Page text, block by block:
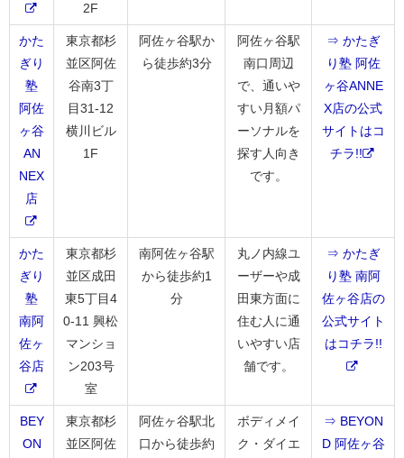
2F
かた
ぎり
塾
阿佐
ヶ谷
AN
NEX
店
東京都杉
並区阿佐
谷南3丁
目31-12
横川ビル
1F
阿佐ヶ谷駅か
ら徒歩約3分
阿佐ヶ谷駅
南口周辺
で、通いや
すい月額パ
ーソナルを
探す人向き
です。
⇒ かたぎ
り塾 阿佐
ヶ谷ANNE
X店の公式
サイトはコ
チラ!!
かた
ぎり
塾
南阿
佐ヶ
谷店
東京都杉
並区成田
東5丁目4
0-11 興松
マンショ
ン203号
室
南阿佐ヶ谷駅
から徒歩約1
分
丸ノ内線ユ
ーザーや成
田東方面に
住む人に通
いやすい店
舗です。
⇒ かたぎ
り塾 南阿
佐ヶ谷店の
公式サイト
はコチラ!!
BEY
ON
東京都杉
並区阿佐
阿佐ヶ谷駅北
口から徒歩約
ボディメイ
ク・ダイエ
⇒ BEYON
D 阿佐ヶ谷